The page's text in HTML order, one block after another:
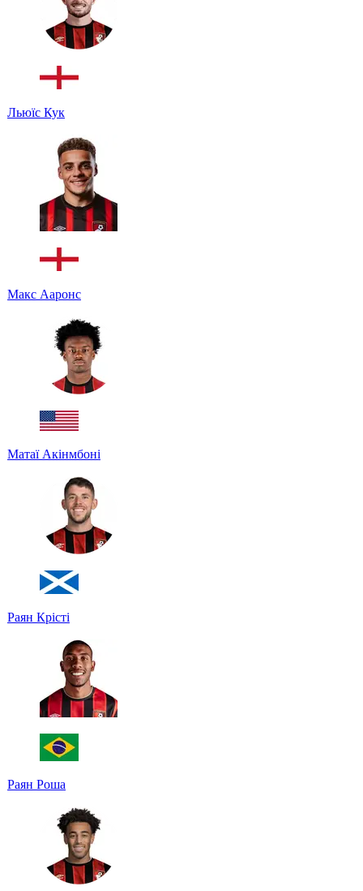
Льюїс Кук
Макс Ааронс
Матаї Акінмбоні
Раян Крісті
Раян Роша